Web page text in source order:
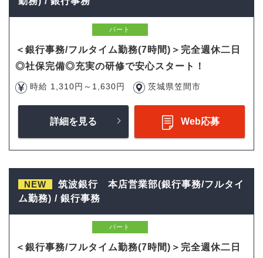
パート
＜銀行事務/フルタイム勤務(7時間)＞完全週休二日
◎社保完備◎充実の研修で安心スタート！
時給 1,310円～1,630円 茨城県笠間市
詳細を見る Web応募
NEW
筑波銀行 本店営業部(銀行事務/フルタイ
ム勤務) / 銀行事務
パート
＜銀行事務/フルタイム勤務(7時間)＞完全週休二日